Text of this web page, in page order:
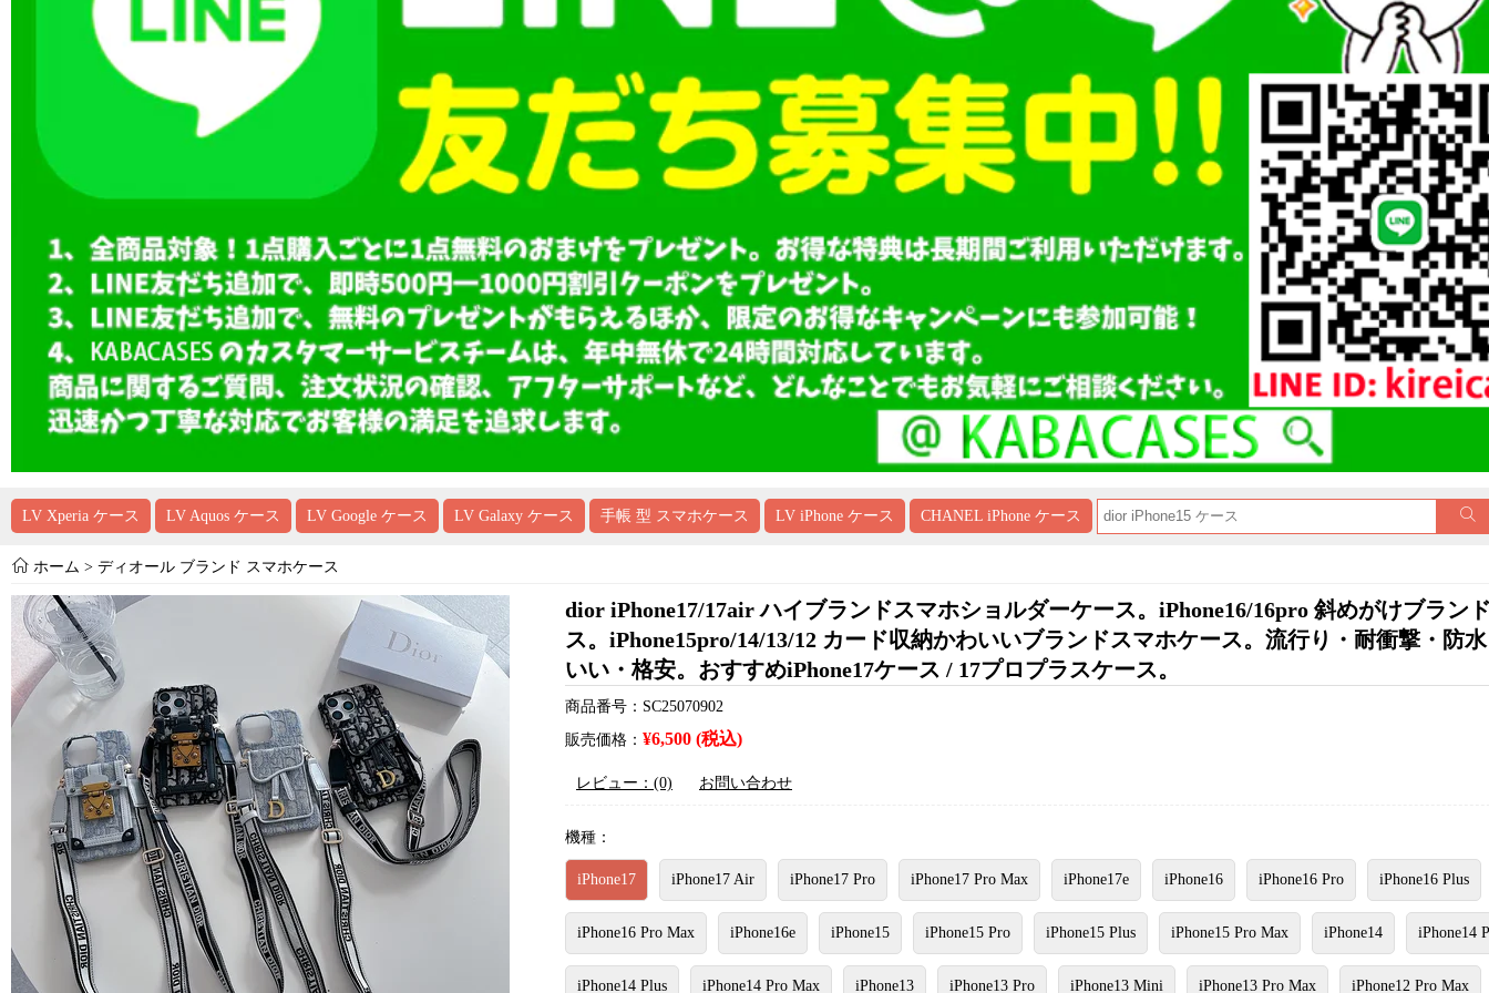
LV Xperia ケース LV Aquos ケース LV Google ケース LV Galaxy ケース 手帳 型 スマホケース LV iPhone ケース CHANEL iPhone ケース
ホーム > ディオール ブランド スマホケース
dior iPhone17/17air ハイブランドスマホショルダーケース。iPhone16/16pro 斜めがけブラン
ス。iPhone15pro/14/13/12 カード収納かわいいブランドスマホケース。流行り・耐衝撃・防
いい・格安。おすすめiPhone17ケース / 17プロプラスケース。
商品番号：SC25070902
販売価格： ¥6,500 (税込)
レビュー：(0) お問い合わせ
機種：
iPhone17 iPhone17 Air iPhone17 Pro iPhone17 Pro Max iPhone17e iPhone16 iPhone16 Pro iPhone16 Plus
iPhone16 Pro Max iPhone16e iPhone15 iPhone15 Pro iPhone15 Plus iPhone15 Pro Max iPhone14 iPhone14
iPhone14 Plus iPhone14 Pro Max iPhone13 iPhone13 Pro iPhone13 Mini iPhone13 Pro Max iPhone12 Pro Max